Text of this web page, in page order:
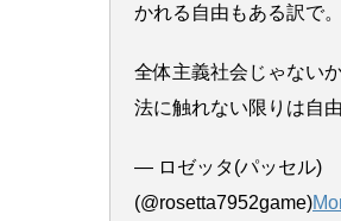
かれる自由もある訳で。
全体主義社会じゃないか
法に触れない限りは自由
— ロゼッタ(パッセル)
(@rosetta7952game)